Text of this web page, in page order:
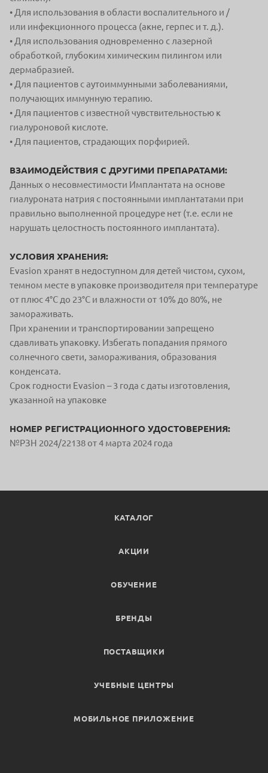
• Для использования в области воспалительного и /
или инфекционного процесса (акне, герпес и т. д.).
• Для использования одновременно с лазерной
обработкой, глубоким химическим пилингом или
дермабразией.
• Для пациентов с аутоиммунными заболеваниями,
получающих иммунную терапию.
• Для пациентов с известной чувствительностью к
гиалуроновой кислоте.
• Для пациентов, страдающих порфирией.
ВЗАИМОДЕЙСТВИЯ С ДРУГИМИ ПРЕПАРАТАМИ:
Данных о несовместимости Имплантата на основе
гиалуроната натрия с постоянными имплантатами при
правильно выполненной процедуре нет (т.е. если не
нарушать целостность постоянного имплантата).
УСЛОВИЯ ХРАНЕНИЯ:
Evasion хранят в недоступном для детей чистом, сухом,
темном месте в упаковке производителя при температуре
от плюс 4°С до 23°С и влажности от 10% до 80%, не
замораживать.
При хранении и транспортировании запрещено
сдавливать упаковку. Избегать попадания прямого
солнечного свети, замораживания, образования
конденсата.
Срок годности Evasion – 3 года с даты изготовления,
указанной на упаковке
НОМЕР РЕГИСТРАЦИОННОГО УДОСТОВЕРЕНИЯ:
№РЗН 2024/22138 от 4 марта 2024 года
КАТАЛОГ
АКЦИИ
ОБУЧЕНИЕ
БРЕНДЫ
ПОСТАВЩИКИ
УЧЕБНЫЕ ЦЕНТРЫ
МОБИЛЬНОЕ ПРИЛОЖЕНИЕ